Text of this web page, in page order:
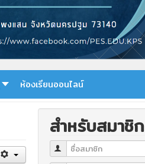
ห้องเรียนออนไลน์
สำหรับสมาชิก
ชื่อสมาชิก